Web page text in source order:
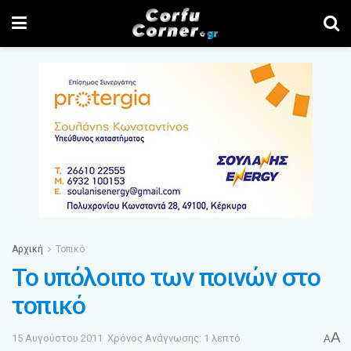
Αρχική Τοπικό
Το υπόλοιπο των ποινών στο
τοπικό
15 Αυγούστου 2011 Χρόνος Ανάγνωσης: 1 λεπτό AA